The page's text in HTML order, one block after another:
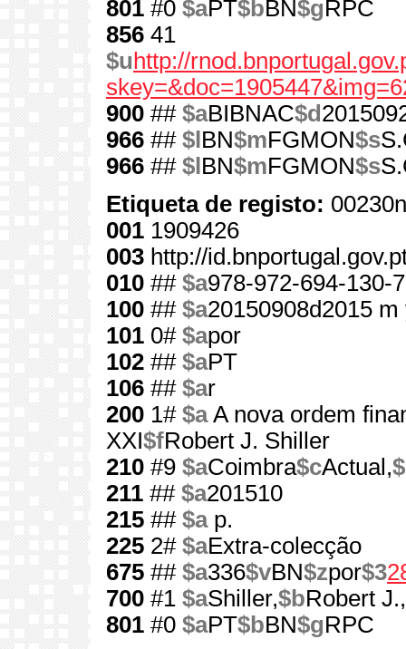
801 #0 $aPT$bBN$g RPC
856 41
$u http://
900 ## $aBIBNAC$d
966 ## $l BN$mFGMON$s
966 ## $l BN$mFGMON$s
Etiqueta de registo:
001 1909426
003 http://
010 ## $a978-972-694-130-7
100 ## $a20150908d2015
101 0# $apor
102 ## $aPT
106 ## $ar
200 1# $aA nova ordem
XXI$fRobert J. Shiller
210 #9 $aCoimbra$cActual,
211 ## $a201510
215 ## $ap.
225 2# $aExtra-colecção
675 ## $a336$vBN$zpor$3
700 #1 $aShiller,$bRobert J.,
801 #0 $aPT$bBN$gRPC